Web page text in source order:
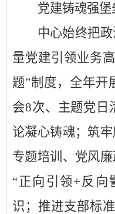
党建铸魂强
中心始终把
量党建引领业务
题”制度，全年开
会8次、主题党日
论凝心铸魂；筑
专题培训、党风
“正向引领+ 反向
识；推进支部标